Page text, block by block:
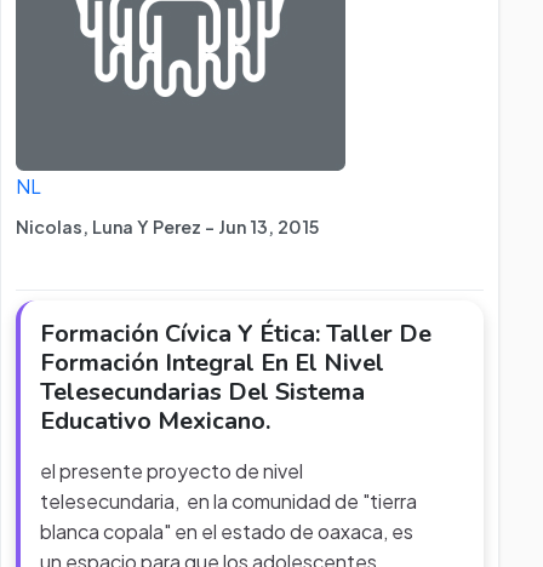
NL
Nicolas, Luna Y Perez - Jun 13, 2015
Formación Cívica Y Ética: Taller De
Formación Integral En El Nivel
Telesecundarias Del Sistema
Educativo Mexicano.
el presente proyecto de nivel
telesecundaria, en la comunidad de "tierra
blanca copala" en el estado de oaxaca, es
un espacio para que los adolescentes